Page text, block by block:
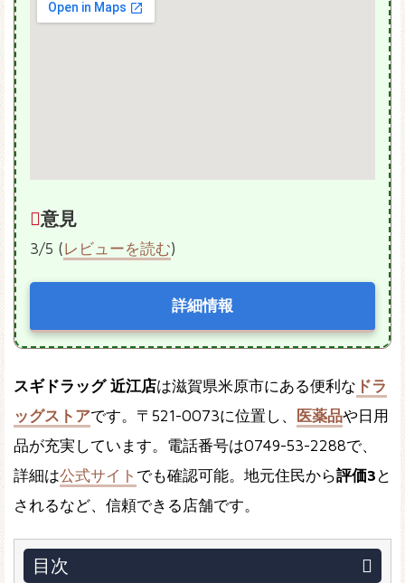
意見
3/5 (レビューを読む)
詳細情報
スギドラッグ 近江店は滋賀県米原市にある便利な ドラ
ッグストアです。〒521-0073に位置し、 医薬品や日用
品が充実しています。電話番号は0749-53-2288で、
詳細は公式サイト でも確認可能。地元住民から評価3 と
されるなど、信頼できる店舗です。
目次